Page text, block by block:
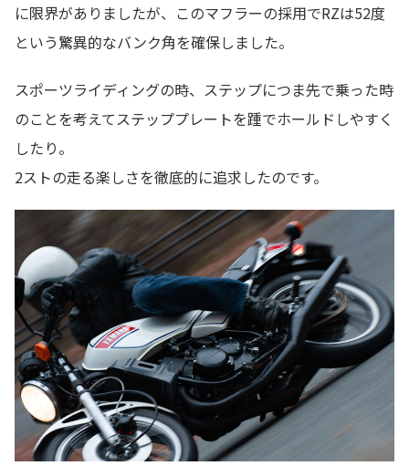
に限界がありましたが、このマフラーの採用でRZは52度
という驚異的なバンク角を確保しました。
スポーツライディングの時、ステップにつま先で乗った時
のことを考えてステッププレートを踵でホールドしやすく
したり。
2ストの走る楽しさを徹底的に追求したのです。